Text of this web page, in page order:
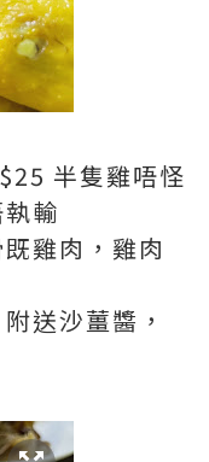
半隻雞唔怪
輸
雞肉，雞肉
送沙薑醬，